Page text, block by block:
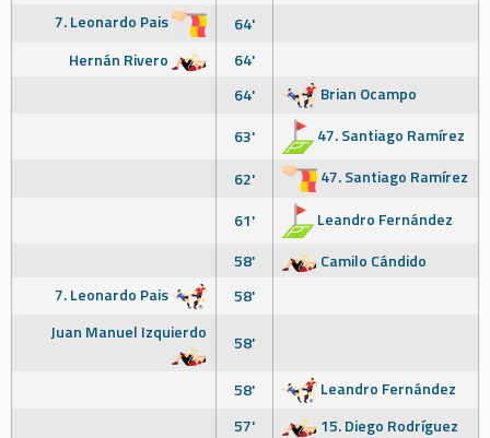
7. Leonardo Pais
64'
Hernán Rivero
64'
64'
Brian Ocampo
63'
47. Santiago Ramírez
62'
47. Santiago Ramírez
61'
Leandro Fernández
58'
Camilo Cándido
7. Leonardo Pais
58'
Juan Manuel Izquierdo
58'
58'
Leandro Fernández
57'
15. Diego Rodríguez